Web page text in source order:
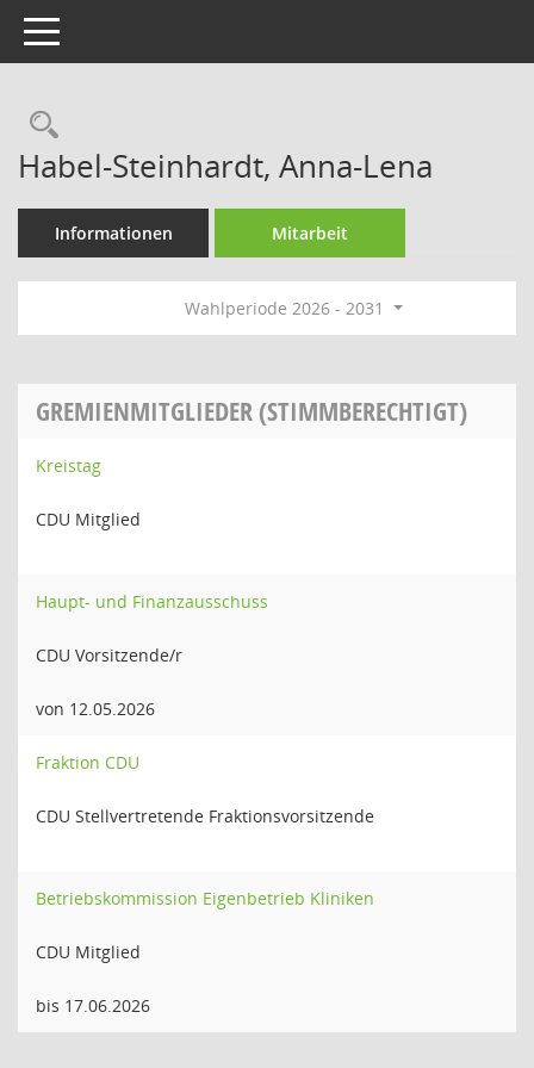
Toggle navigation
Rechercheauswahl
Habel-Steinhardt, Anna-Lena
Informationen Mitarbeit
Wahlperiode 2026 - 2031
GREMIENMITGLIEDER (STIMMBERECHTIGT)
Kreistag
CDU Mitglied
Haupt- und Finanzausschuss
CDU Vorsitzende/r
von 12.05.2026
Fraktion CDU
CDU Stellvertretende Fraktionsvorsitzende
Betriebskommission Eigenbetrieb Kliniken
CDU Mitglied
bis 17.06.2026